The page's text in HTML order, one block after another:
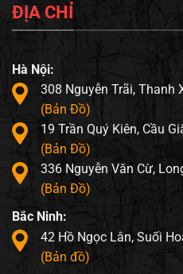
ĐỊA CHỈ
Hà Nội:
308 Nguyễn Trãi, Thanh
(Bản Đồ)
19 Trần Quý Kiên, Cầu
(Bản Đồ)
336 Nguyễn Văn Cừ,
(Bản Đồ)
Bắc Ninh:
42 Hồ Ngọc Lân, Suối
(Bản đồ)